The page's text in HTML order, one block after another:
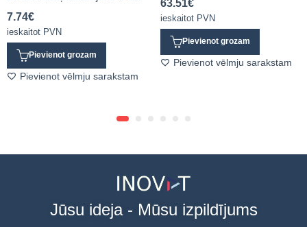
7.74€
ieskaitot PVN
Pievienot grozam
Pievienot vēlmju sarakstam
63.51€
ieskaitot PVN
Pievienot grozam
Pievienot vēlmju sarakstam
Jūsu ideja - Mūsu izpildījums